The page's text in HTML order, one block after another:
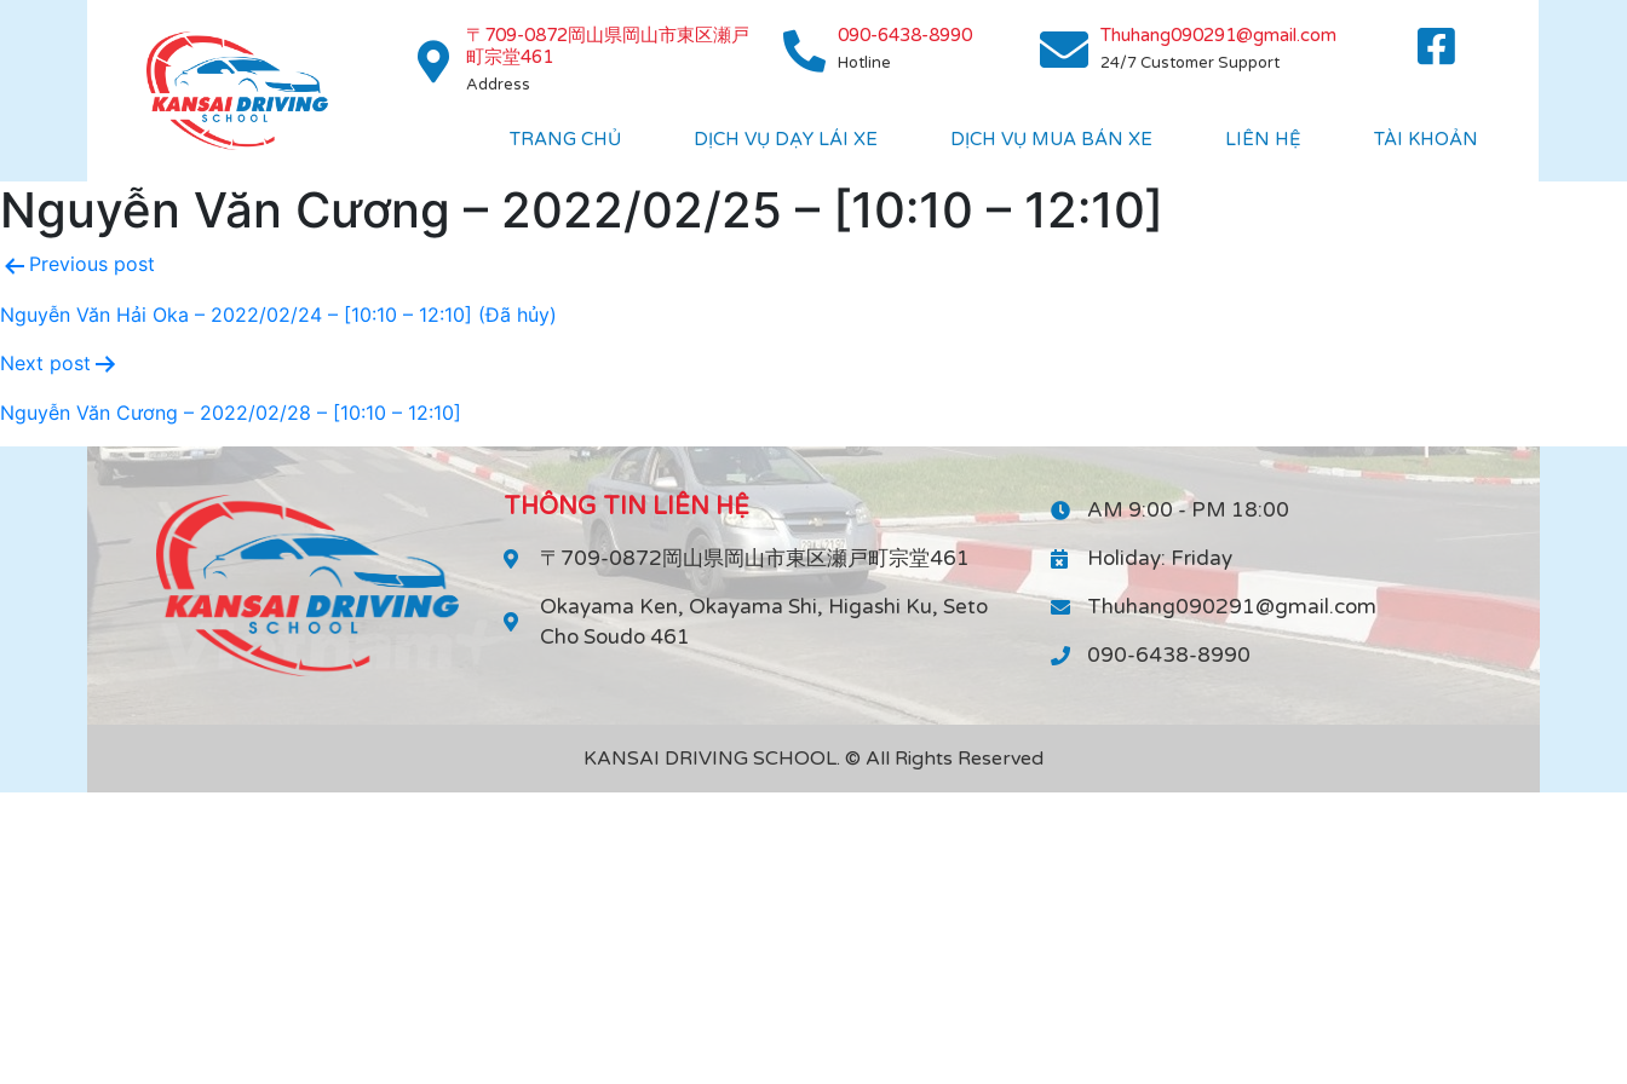
〒709-0872岡山県岡山市東区瀬戸
町宗堂461
Address
090-6438-8990
Hotline
Thuhang090291@gmail.com
24/7 Customer Support
TRANG CHỦ DỊCH VỤ DẠY LÁI XE DỊCH VỤ MUA BÁN XE LIÊN HỆ TÀI KHOẢN
Nguyễn Văn Cương – 2022/02/25 – [10:10 – 12:10]
Previous post
Nguyễn Văn Hải Oka – 2022/02/24 – [10:10 – 12:10] (Đã hủy)
Next post
Nguyễn Văn Cương – 2022/02/28 – [10:10 – 12:10]
THÔNG TIN LIÊN HỆ
〒709-0872岡山県岡山市東区瀬戸町宗堂461
Okayama Ken, Okayama Shi, Higashi Ku, Seto
Cho Soudo 461
AM 9:00 - PM 18:00
Holiday: Friday
Thuhang090291@gmail.com
090-6438-8990
KANSAI DRIVING SCHOOL. © All Rights Reserved